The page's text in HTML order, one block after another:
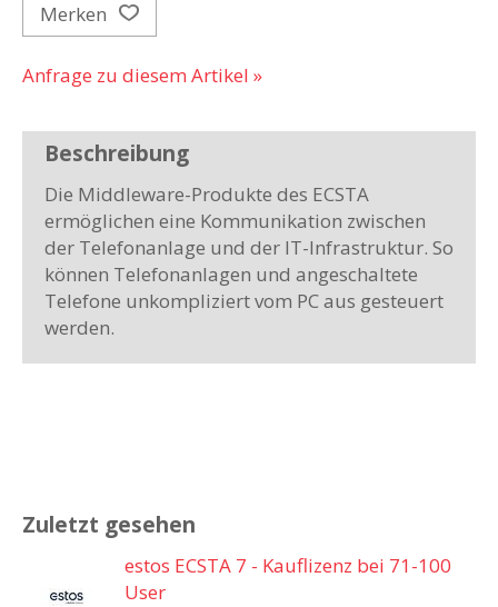
Merken
Anfrage zu diesem Artikel »
Beschreibung
Die Middleware-Produkte des ECSTA
ermöglichen eine Kommunikation zwischen
der Telefonanlage und der IT-Infrastruktur. So
können Telefonanlagen und angeschaltete
Telefone unkompliziert vom PC aus gesteuert
werden.
Zuletzt gesehen
estos ECSTA 7 - Kauflizenz bei 71-100
User